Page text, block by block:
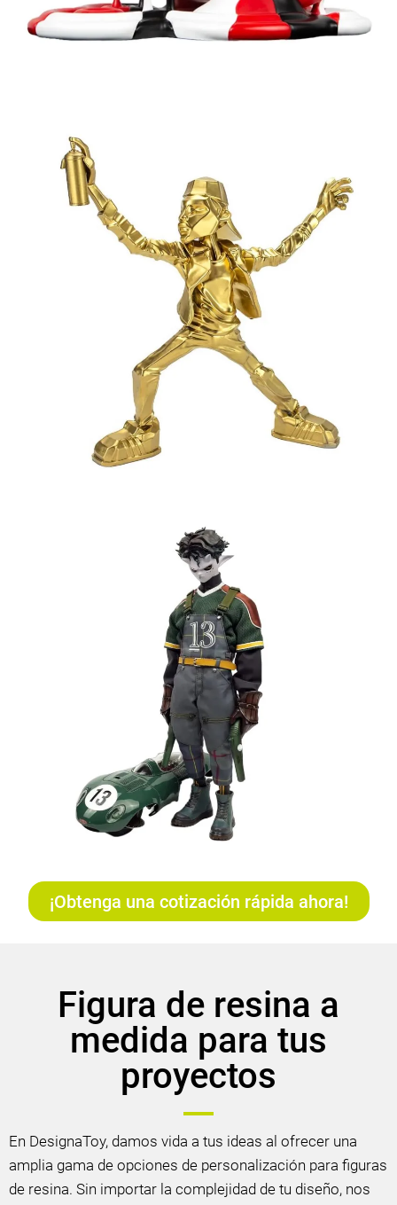
¡Obtenga una cotización rápida ahora!
Figura de resina a
medida para tus
proyectos
En DesignaToy, damos vida a tus ideas al ofrecer una
amplia gama de opciones de personalización para figuras
de resina. Sin importar la complejidad de tu diseño, nos